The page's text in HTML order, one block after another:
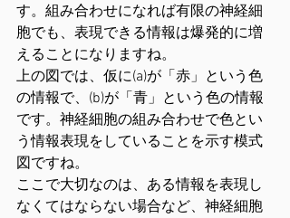
す。組み合わせになれば有限の神経細
胞でも、表現できる情報は爆発的に増
えることになりますね。
上の図では、仮に(a)が「赤」という色
の情報で、(b)が「青」という色の情報
です。神経細胞の組み合わせで色とい
う情報表現をしていることを示す模式
図ですね。
ここで大切なのは、ある情報を表現し
なくてはならない場合など、神経細胞